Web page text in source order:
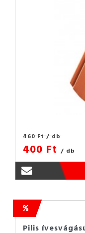
460 Ft/ db
400 Ft / db
Pilis